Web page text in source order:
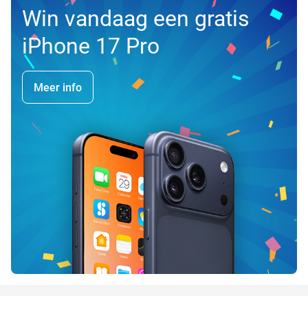
Win vandaag een gratis
iPhone 17 Pro
Meer info